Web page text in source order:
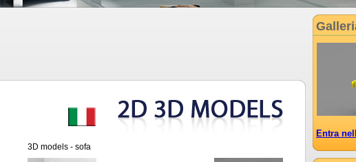
3D models - sofa
Entra